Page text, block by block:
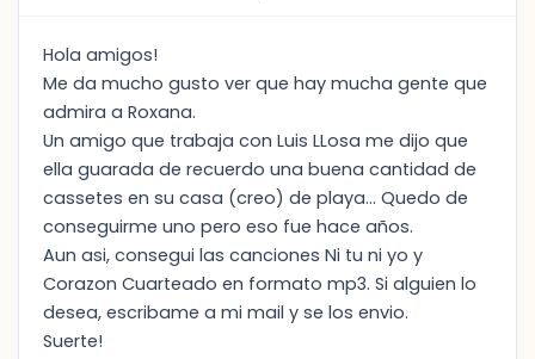
Hola amigos!
Me da mucho gusto ver que hay mucha gente que
admira a Roxana.
Un amigo que trabaja con Luis LLosa me dijo que
ella guarada de recuerdo una buena cantidad de
cassetes en su casa (creo) de playa... Quedo de
conseguirme uno pero eso fue hace años.
Aun asi, consegui las canciones Ni tu ni yo y
Corazon Cuarteado en formato mp3. Si alguien lo
desea, escribame a mi mail y se los envio.
Suerte!